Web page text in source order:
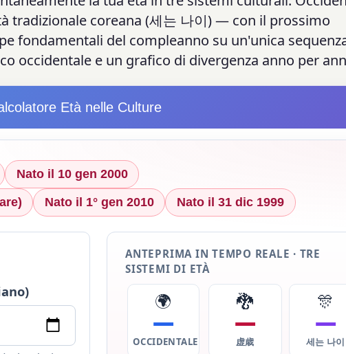
tradizionale coreana (세는 나이) — con il prossimo
fondamentali del compleanno su un'unica
occidentale e un grafico di divergenza anno per
Età nelle Culture
Nato il 10 gen 2000
Nato il 1° gen 2010 Nato il 31 dic 1999
ANTEPRIMA IN TEMPO REALE · TRE
SISTEMI DI ETÀ
🌍
—
OCCIDENTALE
🐉
—
虚歳
🎊
—
세는 나이